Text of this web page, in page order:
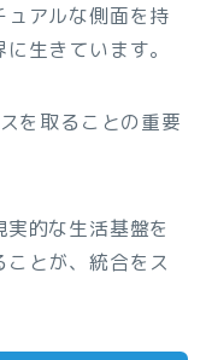
アルな側面を持
生きています。
を取ることの重要
的な生活基盤を
とが、統合をス